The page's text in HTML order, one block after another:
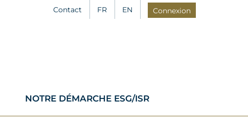
Contact FR EN Connexion
NOTRE DÉMARCHE ESG/ISR